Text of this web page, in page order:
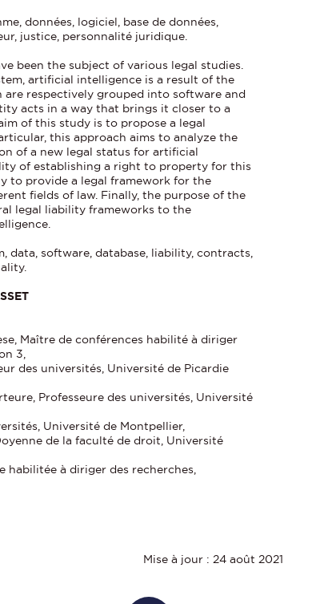
données, logiciel, base de données,
justice, personnalité juridique.
been the subject of various legal studies.
artificial intelligence is a result of the
respectively grouped into software and
acts in a way that brings it closer to a
of this study is to propose a legal
this approach aims to analyze the
of a new legal status for artificial
of establishing a right to property for this
to provide a legal framework for the
fields of law. Finally, the purpose of the
legal liability frameworks to the
software, database, liability, contracts,
Maître de conférences habilité à diriger
3,
des universités, Université de Picardie
Professeure des universités, Université
Université de Montpellier,
de la faculté de droit, Université
habilitée à diriger des recherches,
Mise à jour : 24 août 2021